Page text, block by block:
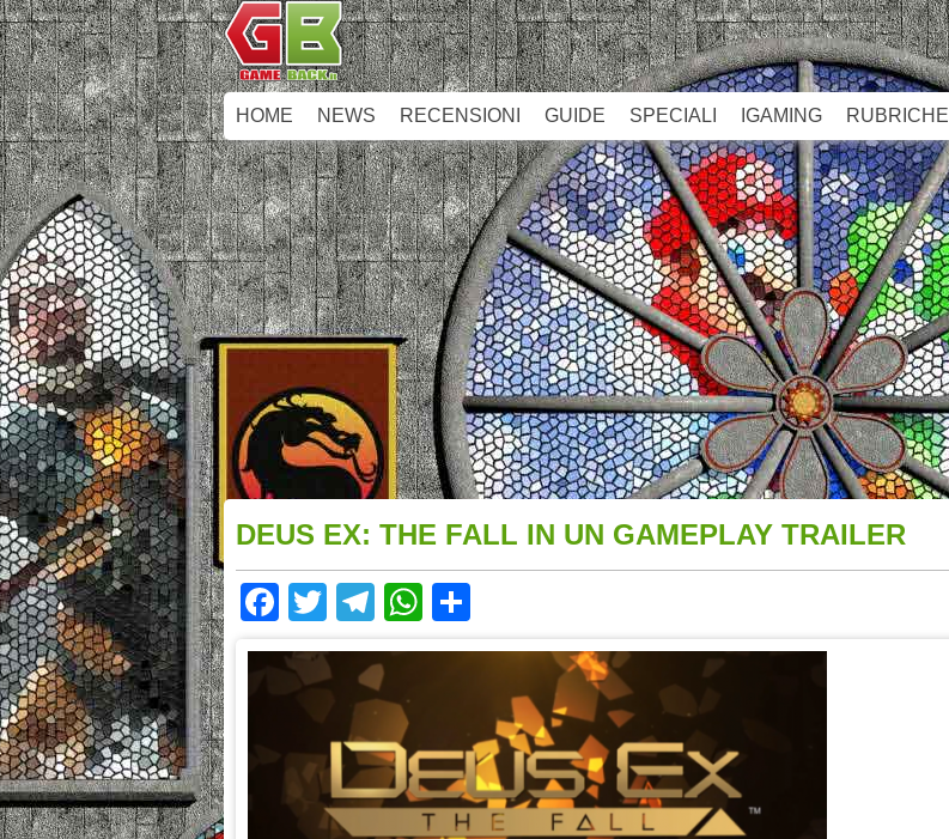
HOME NEWS RECENSIONI GUIDE SPECIALI IGAMING RUBRICHE
DEUS EX: THE FALL IN UN GAMEPLAY TRAILER
Facebook
TwitterTelegram
WhatsApp